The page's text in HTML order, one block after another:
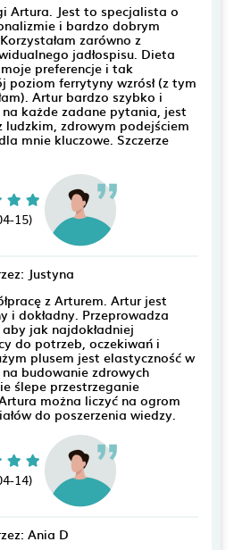
Artura. Jest to specjalista o
i bardzo dobrym
zarówno z
jadłospisu. Dieta
preferencje i tak
poziom ferrytyny wzrósł (z tym
Artur bardzo szybko i
każde zadane pytania, jest
zdrowym podejściem
mnie kluczowe. Szczerze
15)
Justyna
z Arturem. Artur jest
i dokładny. Przeprowadza
jak najdokładniej
do potrzeb, oczekiwań i
plusem jest elastyczność w
budowanie zdrowych
ślepe przestrzeganie
można liczyć na ogrom
do poszerzenia wiedzy.
14)
Ania D